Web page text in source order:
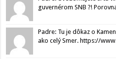
guvernérom SNB ?!
Padre: Tu je dôkaz o
ako celý Smer. https://